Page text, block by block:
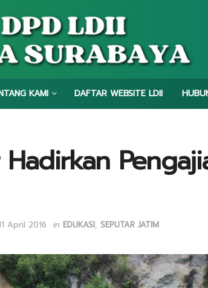
KAMI DAFTAR WEBSITE LDII
Hadirkan
April 2016 in EDUKASI, SEPUTAR JATIM